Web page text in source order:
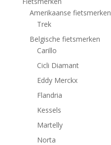
Amerikaanse fietsmerken
Trek
Belgische fietsmerken
Carillo
Cicli Diamant
Eddy Merckx
Flandria
Kessels
Martelly
Norta